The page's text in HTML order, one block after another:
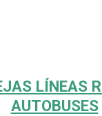
LÍNEAS
AUTOBUSES